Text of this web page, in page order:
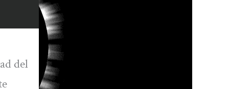
del